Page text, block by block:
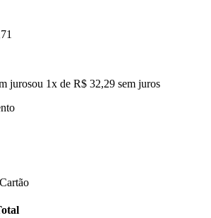
71
jurosou 1x de R$ 32,29 sem juros